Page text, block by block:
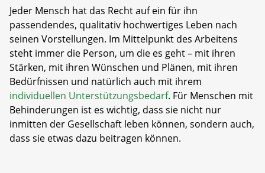
Jeder Mensch hat das Recht auf ein für ihn
passendendes, qualitativ hochwertiges Leben nach
seinen Vorstellungen. Im Mittelpunkt des Arbeitens
steht immer die Person, um die es geht – mit ihren
Stärken, mit ihren Wünschen und Plänen, mit ihren
Bedürfnissen und natürlich auch mit ihrem
individuellen Unterstützungsbedarf. Für Menschen mit
Behinderungen ist es wichtig, dass sie nicht nur
inmitten der Gesellschaft leben können, sondern auch,
dass sie etwas dazu beitragen können.